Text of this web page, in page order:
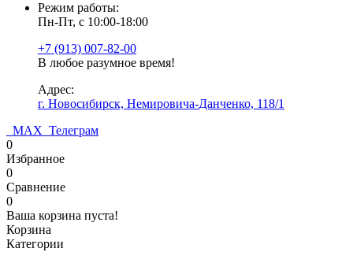
Режим работы:
Пн-Пт, с 10:00-18:00
+7 (913) 007-82-00
В любое разумное время!
Адрес:
г. Новосибирск, Немировича-Данченко, 118/1
МАХ Телеграм
0
Избранное
0
Сравнение
0
Ваша корзина пуста!
Корзина
Категории